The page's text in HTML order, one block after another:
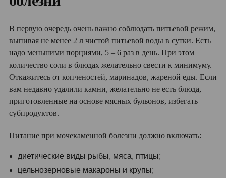
В первую очередь очень важно соблюдать питьевой режим,
выпивая не менее 2 л чистой питьевой воды в сутки. Есть
надо меньшими порциями, 5 – 6 раз в день. При этом
количество соли в блюдах желательно свести к минимуму.
Откажитесь от копченостей, маринадов, жареной еды. Если
вам недавно удалили камни, желательно не есть блюда,
приготовленные на основе мясных бульонов, избегать
субпродуктов.
Питание при мочекаменной болезни должно включать:
диетические виды рыбы, мяса, птицы;
цельнозерновые макароны и крупы;